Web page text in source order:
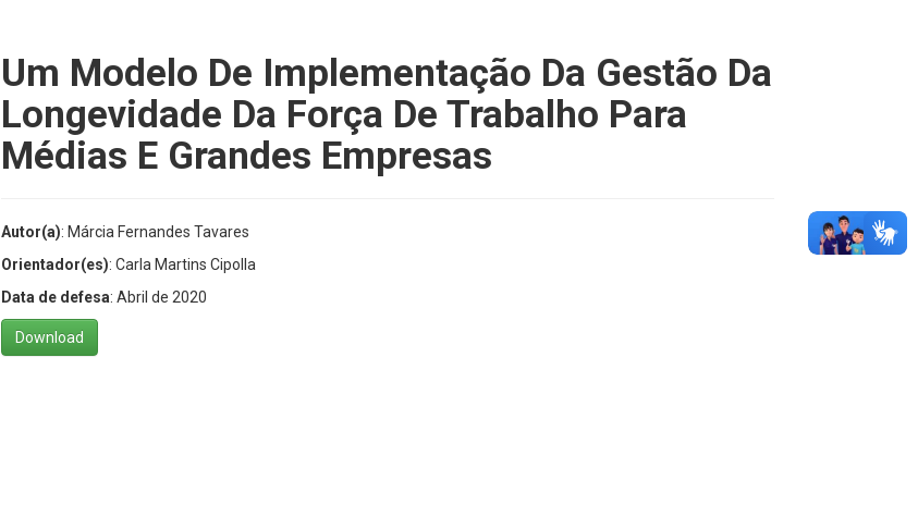
Um Modelo De Implementação Da Gestão Da
Longevidade Da Força De Trabalho Para
Médias E Grandes Empresas
Autor(a): Márcia Fernandes Tavares
Orientador(es): Carla Martins Cipolla
Data de defesa: Abril de 2020
Download